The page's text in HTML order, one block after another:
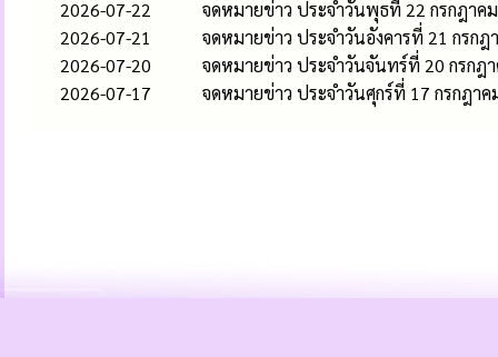
2026-07-22
จดหมายข่าว ประจำวันพุธที่ 22 กรกฎาค
2026-07-21
จดหมายข่าว ประจำวันอังคารที่ 21 กรก
2026-07-20
จดหมายข่าว ประจำวันจันทร์ที่ 20 กรกฎ
2026-07-17
จดหมายข่าว ประจำวันศุกร์ที่ 17 กรกฎา